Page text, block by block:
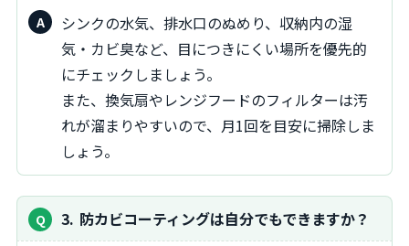
シンクの水気、排水口のぬめり、収納内の湿
気・カビ臭など、目につきにくい場所を優先的
にチェックしましょう。
また、換気扇やレンジフードのフィルターは汚
れが溜まりやすいので、月1回を目安に掃除しま
しょう。
3 防カビコーティングは自分でもできますか？